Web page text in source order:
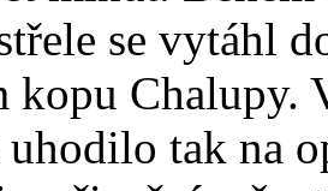
se vytáhl
kopu Chalupy.
tak na